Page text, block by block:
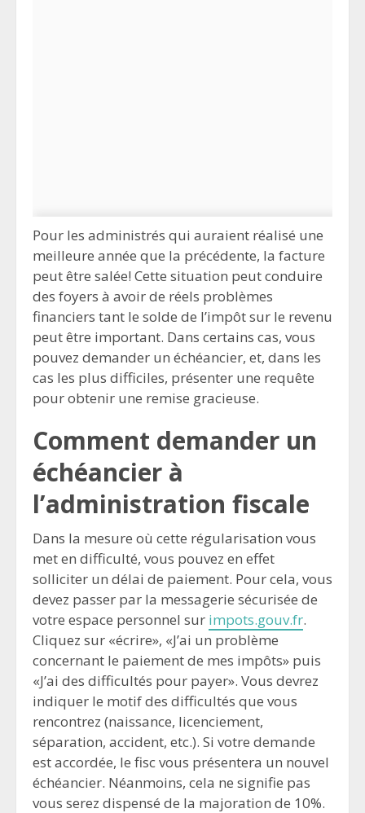
Pour les administrés qui auraient réalisé une
meilleure année que la précédente, la facture
peut être salée! Cette situation peut conduire
des foyers à avoir de réels problèmes
financiers tant le solde de l’impôt sur le revenu
peut être important. Dans certains cas, vous
pouvez demander un échéancier, et, dans les
cas les plus difficiles, présenter une requête
pour obtenir une remise gracieuse.
Comment demander un
échéancier à
l’administration fiscale
Dans la mesure où cette régularisation vous
met en difficulté, vous pouvez en effet
solliciter un délai de paiement. Pour cela, vous
devez passer par la messagerie sécurisée de
votre espace personnel sur impots.gouv.fr.
Cliquez sur «écrire», «J’ai un problème
concernant le paiement de mes impôts» puis
«J’ai des difficultés pour payer». Vous devrez
indiquer le motif des difficultés que vous
rencontrez (naissance, licenciement,
séparation, accident, etc.). Si votre demande
est accordée, le fisc vous présentera un nouvel
échéancier. Néanmoins, cela ne signifie pas
vous serez dispensé de la majoration de 10%.